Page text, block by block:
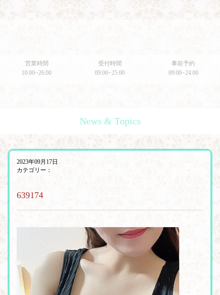
営業時間
10:00~26:00
受付時間
09:00~25:00
事前予約
09:00~24:00
News & Topics
2023年09月17日
カテゴリー：
639174